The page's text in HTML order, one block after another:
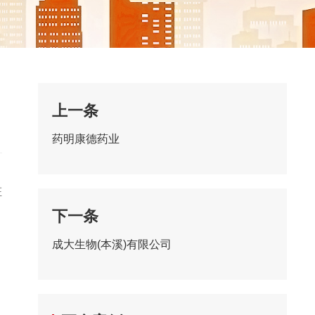
上一条
药明康德药业
下一条
成大生物(本溪)有限公司